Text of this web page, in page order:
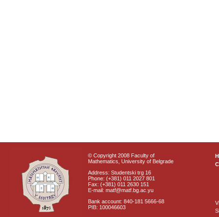
© Copyright 2008 Faculty of
Mathematics, University of Belgrade
Address: Studentski trg 16
Phone: (+381) 011 2027 801
Fax: (+381) 011 2630 151
E-mail: matf@matf.bg.ac.yu
Bank account: 840-181 5666-68
PIB: 100046603